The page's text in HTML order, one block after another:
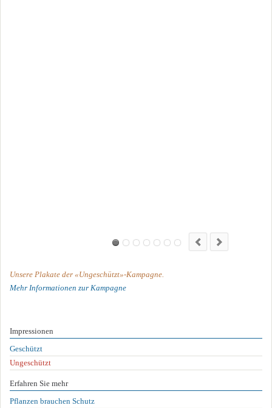
Unsere Plakate der «Ungeschützt»-Kampagne.
Mehr Informationen zur Kampagne
Impressionen
Navigation
überspringen
Geschützt
Ungeschützt
Erfahren Sie mehr
Navigation
Pflanzen brauchen Schutz